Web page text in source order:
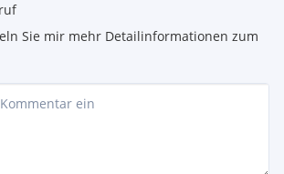
Sie mir mehr Detailinformationen zum